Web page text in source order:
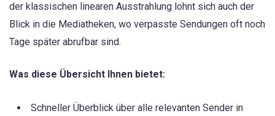
der klassischen linearen Ausstrahlung lohnt sich auch der
Blick in die Mediatheken, wo verpasste Sendungen oft noch
Tage später abrufbar sind.
Was diese Übersicht Ihnen bietet:
Schneller Überblick über alle relevanten Sender in